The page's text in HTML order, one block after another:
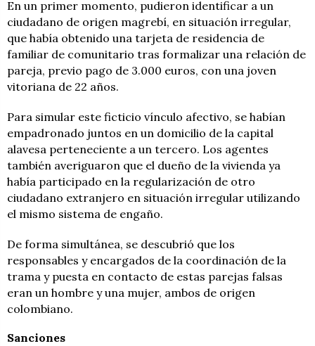
En un primer momento, pudieron identificar a un
ciudadano de origen magrebí, en situación irregular,
que había obtenido una tarjeta de residencia de
familiar de comunitario tras formalizar una relación de
pareja, previo pago de 3.000 euros, con una joven
vitoriana de 22 años.
Para simular este ficticio vínculo afectivo, se habían
empadronado juntos en un domicilio de la capital
alavesa perteneciente a un tercero. Los agentes
también averiguaron que el dueño de la vivienda ya
había participado en la regularización de otro
ciudadano extranjero en situación irregular utilizando
el mismo sistema de engaño.
De forma simultánea, se descubrió que los
responsables y encargados de la coordinación de la
trama y puesta en contacto de estas parejas falsas
eran un hombre y una mujer, ambos de origen
colombiano.
Sanciones